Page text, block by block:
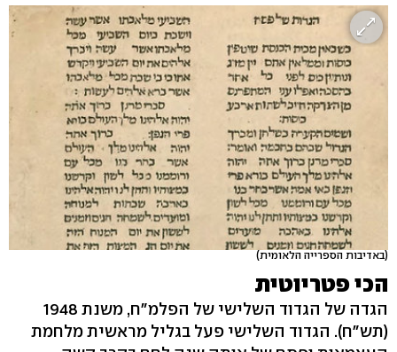
(באדיבות הספרייה הלאומית)
הכי פטריוטית
הגדה של הגדוד השלישי של הפלמ"ח, משנת 1948
(תש"ח). הגדוד השלישי פעל בגליל מראשית מלחמת